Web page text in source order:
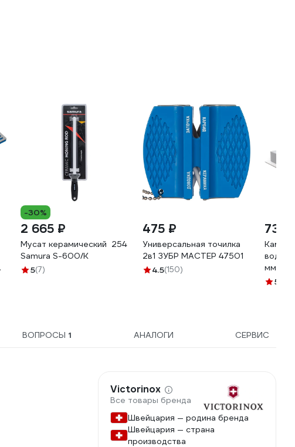
-30%
2 665 ₽
Мусат керамический 254 мм, белый
Samura S-600/K
5(7)
475 ₽
Универсальная точилка
2в1 ЗУБР МАСТЕР 47501
4.5(150)
732
мм;
5
ВОПРОСЫ 1 АНАЛОГИ СЕРВИС
Victorinox
Все товары бренда
Швейцария — родина бренда
Швейцария — страна
производства